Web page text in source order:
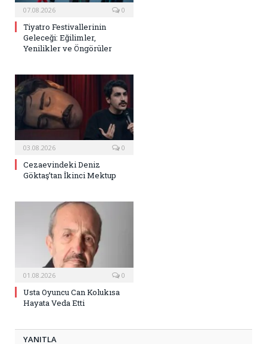
07.08.2026 0
Tiyatro Festivallerinin
Geleceği: Eğilimler,
Yenilikler ve Öngörüler
03.08.2026 0
Cezaevindeki Deniz
Göktaş’tan İkinci Mektup
01.08.2026 0
Usta Oyuncu Can Kolukısa
Hayata Veda Etti
YANITLA